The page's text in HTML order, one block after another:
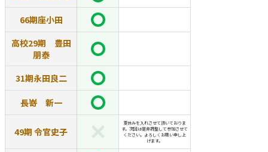
66期座小田
高校29期 豊田
朋泰
31期永田良二
長嵜 新一
49期 令官史子
夏休みを入れさせて頂いておりま
す。次回は是非調整して参加させて
ください。よろしくお願い申し上
げます。